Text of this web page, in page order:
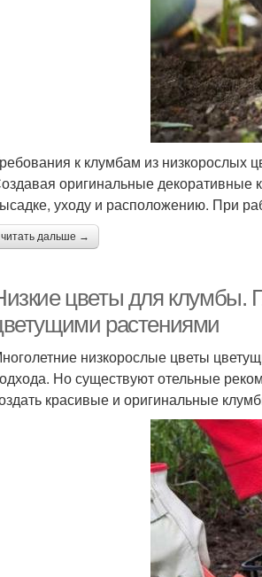
к клумбам из низкорослых
оригинальные декоративные
уходу и расположению. При
читать дальше →
цветы для клумбы.
растениями
низкорослые цветы
Но существуют отельные
красивые и оригинальные